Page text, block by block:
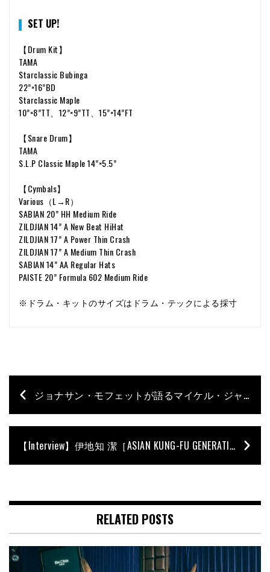
SET UP!
【Drum Kit】
TAMA
Starclassic Bubinga
22”×16”BD
Starclassic Maple
10”×8”TT、12”×9”TT、15”×14”FT
【Snare Drum】
TAMA
S.L.P Classic Maple 14”×5.5”
【Cymbals】
Various（L→R）
SABIAN 20” HH Medium Ride
ZILDJIAN 14” A New Beat HiHat
ZILDJIAN 17” A Power Thin Crash
ZILDJIAN 17” A Medium Thin Crash
SABIAN 14” AA Regular Hats
PAISTE 20” Formula 602 Medium Ride
※ドラム・キットのサイズはドラム・テックによる採寸
ジョナサン・モフェットが語るマイケル・ジャクソンとのエピソード【Archive Interview】
【Interview】伊地知 潔［ASIAN KUNG-FU GENERATION、PHONO TONES］
RELATED POSTS